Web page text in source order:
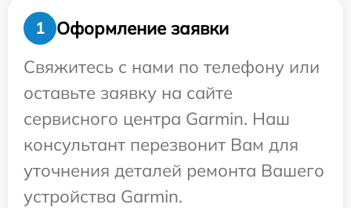
1
Оформление заявки
Свяжитесь с нами по телефону или
оставьте заявку на сайте
сервисного центра Garmin. Наш
консультант перезвонит Вам для
уточнения деталей ремонта Вашего
устройства Garmin.